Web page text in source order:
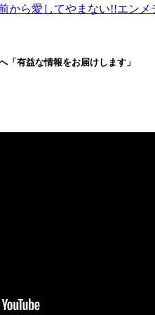
から愛してやまない!!エン
「有益な情報をお届けします」